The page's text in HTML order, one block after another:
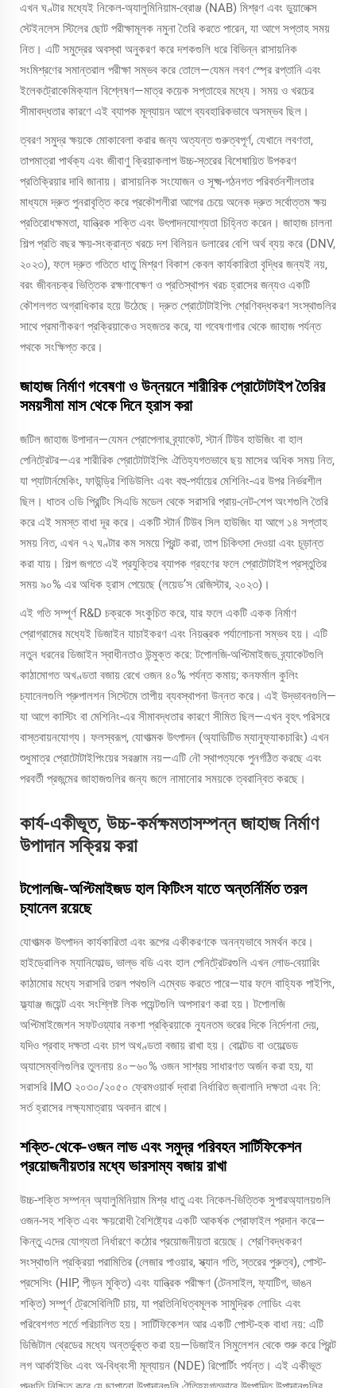
এখন ঘণ্টার মধ্যেই নিকেল-অ্যালুমিনিয়াম-ব্রোঞ্জ (NAB) মিশ্রণ এবং ডুয়ালেক্স
স্টেইনলেস স্টিলের ছোট পরীক্ষামূলক নমুনা তৈরি করতে পারেন, যা আগে সপ্তাহ সময়
নিত। এটি সমুদ্রের অবস্থা অনুকরণ করে দশকগুলি ধরে বিভিন্ন রাসায়নিক
সংমিশ্রণের সমান্তরাল পরীক্ষা সম্ভব করে তোলে—যেমন লবণ স্প্রে রপ্তানি এবং
ইলেকট্রোকেমিক্যাল বিশ্লেষণ—মাত্র কয়েক সপ্তাহের মধ্যে। সময় ও খরচের
সীমাবদ্ধতার কারণে এই ব্যাপক মূল্যায়ন আগে ব্যবহারিকভাবে অসম্ভব ছিল।
ত্বরণ সমুদ্র ক্ষয়কে মোকাবেলা করার জন্য অত্যন্ত গুরুত্বপূর্ণ, যেখানে লবণতা,
তাপমাত্রা পার্থক্য এবং জীবাণু ক্রিয়াকলাপ উচ্চ-স্তরের বিশেষায়িত উপকরণ
প্রতিক্রিয়ার দাবি জানায়। রাসায়নিক সংযোজন ও সূক্ষ্ম-গঠনগত পরিবর্তনশীলতার
মাধ্যমে দ্রুত পুনরাবৃত্তি করে প্রকৌশলীরা আগের চেয়ে অনেক দ্রুত সর্বোত্তম ক্ষয়
প্রতিরোধক্ষমতা, যান্ত্রিক শক্তি এবং উৎপাদনযোগ্যতা চিহ্নিত করেন। জাহাজ চালনা
শিল্প প্রতি বছর ক্ষয়-সংক্রান্ত খরচে দশ বিলিয়ন ডলারের বেশি অর্থ ব্যয় করে (DNV,
২০২৩), ফলে দ্রুত গতিতে ধাতু মিশ্রণ বিকাশ কেবল কার্যকারিতা বৃদ্ধির জন্যই নয়,
বরং জীবনচক্র ভিত্তিক রক্ষণাবেক্ষণ ও প্রতিস্থাপন খরচ হ্রাসের জন্যও একটি
কৌশলগত অগ্রাধিকার হয়ে উঠেছে। দ্রুত প্রোটোটাইপিং শ্রেণিবদ্ধকরণ সংস্থাগুলির
সাথে প্রমাণীকরণ প্রক্রিয়াকেও সহজতর করে, যা গবেষণাগার থেকে জাহাজ পর্যন্ত
পথকে সংক্ষিপ্ত করে।
জাহাজ নির্মাণ গবেষণা ও উন্নয়নে শারীরিক প্রোটোটাইপ তৈরির
সময়সীমা মাস থেকে দিনে হ্রাস করা
জটিল জাহাজ উপাদান—যেমন প্রোপেলার ব্র্যাকেট, স্টার্ন টিউব হাউজিং বা হাল
পেনিট্রেটর—এর শারীরিক প্রোটোটাইপিং ঐতিহ্যগতভাবে ছয় মাসের অধিক সময় নিত,
যা প্যাটার্নমেকিং, ফাউন্ড্রি শিডিউলিং এবং বহু-পর্যায়ের মেশিনিং-এর উপর নির্ভরশীল
ছিল। ধাতব ৩ডি প্রিন্টিং সিএডি মডেল থেকে সরাসরি প্রায়-নেট-শেপ অংশগুলি তৈরি
করে এই সমস্ত বাধা দূর করে। একটি স্টার্ন টিউব সিল হাউজিং যা আগে ১৪ সপ্তাহ
সময় নিত, এখন ৭২ ঘণ্টার কম সময়ে প্রিন্ট করা, তাপ চিকিৎসা দেওয়া এবং চূড়ান্ত
করা যায়। শিল্প জগতে এই প্রযুক্তির ব্যাপক গ্রহণের ফলে প্রোটোটাইপ প্রস্তুতির
সময় ৯০% এর অধিক হ্রাস পেয়েছে (লয়েড’স রেজিস্টার, ২০২৩)।
এই গতি সম্পূর্ণ R&D চক্রকে সংকুচিত করে, যার ফলে একটি একক নির্মাণ
প্রোগ্রামের মধ্যেই ডিজাইন যাচাইকরণ এবং নিয়ন্ত্রক পর্যালোচনা সম্ভব হয়। এটি
নতুন ধরনের ডিজাইন স্বাধীনতাও উন্মুক্ত করে: টপোলজি-অপ্টিমাইজড ব্র্যাকেটগুলি
কাঠামোগত অখণ্ডতা বজায় রেখে ওজন ৪০% পর্যন্ত কমায়; কনফর্মাল কুলিং
চ্যানেলগুলি প্রুপালশন সিস্টেমে তাপীয় ব্যবস্থাপনা উন্নত করে। এই উদ্ভাবনগুলি—
যা আগে কাস্টিং বা মেশিনিং-এর সীমাবদ্ধতার কারণে সীমিত ছিল—এখন বৃহৎ পরিসরে
বাস্তবায়নযোগ্য। ফলস্বরূপ, যোগাত্মক উৎপাদন (অ্যাডিটিভ ম্যানুফ্যাকচারিং) এখন
শুধুমাত্র প্রোটোটাইপিংয়ের সরঞ্জাম নয়—এটি নৌ স্থাপত্যকে পুনর্গঠিত করছে এবং
পরবর্তী প্রজন্মের জাহাজগুলির জন্য জলে নামানোর সময়কে ত্বরান্বিত করছে।
কার্য-একীভূত, উচ্চ-কর্মক্ষমতাসম্পন্ন জাহাজ নির্মাণ
উপাদান সক্রিয় করা
টপোলজি-অপ্টিমাইজড হাল ফিটিংস যাতে অন্তর্নির্মিত তরল
চ্যানেল রয়েছে
যোগাত্মক উৎপাদন কার্যকারিতা এবং রূপের একীকরণকে অনন্যভাবে সমর্থন করে।
হাইড্রোলিক ম্যানিফোল্ড, ভাল্ভ বডি এবং হাল পেনিট্রেটরগুলি এখন লোড-বেয়ারিং
কাঠামোর মধ্যে সরাসরি তরল পথগুলি এম্বেড করতে পারে—যার ফলে বাহ্যিক পাইপিং,
ফ্ল্যাঞ্জ জয়েন্ট এবং সংশ্লিষ্ট লিক পয়েন্টগুলি অপসারণ করা হয়। টপোলজি
অপ্টিমাইজেশন সফটওয়্যার নকশা প্রক্রিয়াকে ন্যূনতম ভরের দিকে নির্দেশনা দেয়,
যদিও প্রবাহ দক্ষতা এবং চাপ অখণ্ডতা বজায় রাখা হয়। বোল্টেড বা ওয়েল্ডেড
অ্যাসেম্বলিগুলির তুলনায় ৪০–৬০% ওজন সাশ্রয় সাধারণত অর্জন করা হয়, যা
সরাসরি IMO ২০৩০/২০৫০ ফ্রেমওয়ার্ক দ্বারা নির্ধারিত জ্বালানি দক্ষতা এবং নি:
সর্ত হ্রাসের লক্ষ্যমাত্রায় অবদান রাখে।
শক্তি-থেকে-ওজন লাভ এবং সমুদ্র পরিবহন সার্টিফিকেশন
প্রয়োজনীয়তার মধ্যে ভারসাম্য বজায় রাখা
উচ্চ-শক্তি সম্পন্ন অ্যালুমিনিয়াম মিশ্র ধাতু এবং নিকেল-ভিত্তিক সুপারঅ্যালয়গুলি
ওজন-সহ শক্তি এবং ক্ষয়রোধী বৈশিষ্ট্যের একটি আকর্ষক প্রোফাইল প্রদান করে—
কিন্তু এদের যোগ্যতা নির্ধারণে কঠোর প্রয়োজনীয়তা রয়েছে। শ্রেণিবদ্ধকরণ
সংস্থাগুলি প্রক্রিয়া পরামিতির (লেজার পাওয়ার, স্ক্যান গতি, স্তরের পুরুত্ব), পোস্ট-
প্রসেসিং (HIP, পীড়ন মুক্তি) এবং যান্ত্রিক পরীক্ষণ (টেনসাইল, ফ্যাটিগ, ভাঙন
শক্তি) সম্পূর্ণ ট্রেসেবিলিটি চায়, যা প্রতিনিধিত্বমূলক সামুদ্রিক লোডিং এবং
পরিবেশগত শর্তে পরিচালিত হয়। সার্টিফিকেশন আর একটি পোস্ট-হক বাধা নয়: এটি
ডিজিটাল থ্রেডের মধ্যে অন্তর্ভুক্ত করা হয়—ডিজাইন সিমুলেশন থেকে শুরু করে প্রিন্ট
লগ আর্কাইভিং এবং অ-বিধ্বংসী মূল্যায়ন (NDE) রিপোর্টিং পর্যন্ত। এই একীভূত